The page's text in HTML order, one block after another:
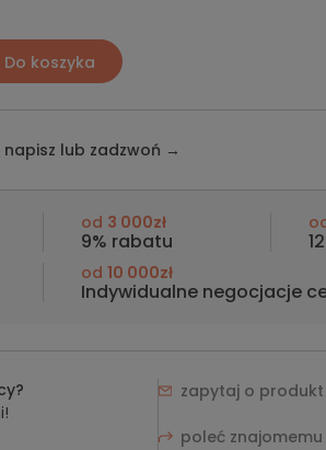
Do koszyka
lub zadzwoń →
od 3 000zł
9% rabatu
od10 000zł
Indywidualne negocjacje
zapytaj o produkt
poleć znajomemu